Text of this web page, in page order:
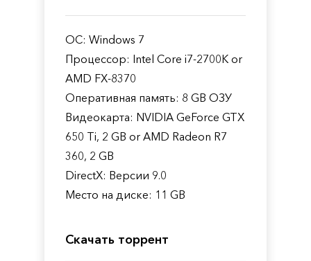
ОС: Windows 7
Процессор: Intel Core i7-2700K or
AMD FX-8370
Оперативная память: 8 GB ОЗУ
Видеокарта: NVIDIA GeForce GTX
650 Ti, 2 GB or AMD Radeon R7
360, 2 GB
DirectX: Версии 9.0
Место на диске: 11 GB
Скачать торрент